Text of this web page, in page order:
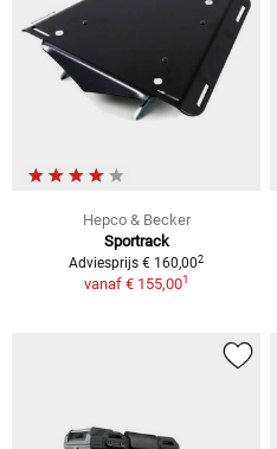
Hepco & Becker
Sportrack
Adviesprijs € 160,002
vanaf € 155,001